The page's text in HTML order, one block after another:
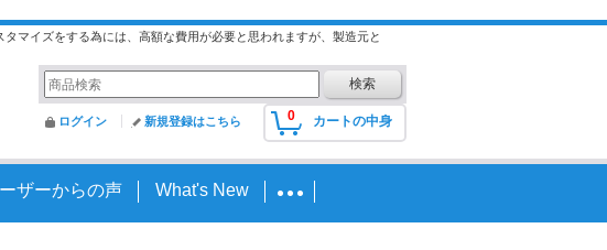
マイズをする為には、高額な費用が必要と思われますが、製造元と
0 カートの中身
ログイン 新規登録はこちら
ザーからの声 What's New